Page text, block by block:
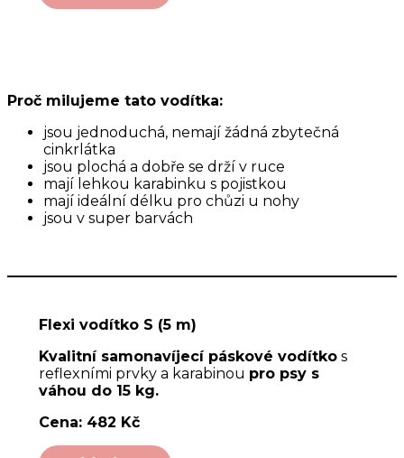
Proč milujeme tato vodítka:
jsou jednoduchá, nemají žádná zbytečná
cinkrlátka
jsou plochá a dobře se drží v ruce
mají lehkou karabinku s pojistkou
mají ideální délku pro chůzi u nohy
jsou v super barvách
Flexi vodítko S (5 m)
Kvalitní samonavíjecí páskové vodítkos
reflexními prvky a karabinou pro psy s
váhou do 15 kg.
Cena: 482 Kč